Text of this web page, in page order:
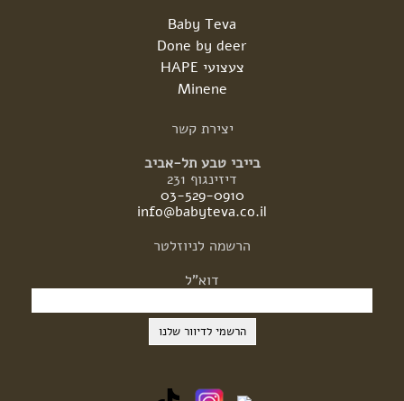
Baby Teva
Done by deer
צעצועי HAPE
Minene
יצירת קשר
בייבי טבע תל-אביב
דיזינגוף 231
03-529-0910
info@babyteva.co.il
הרשמה לניוזלטר
דוא"ל